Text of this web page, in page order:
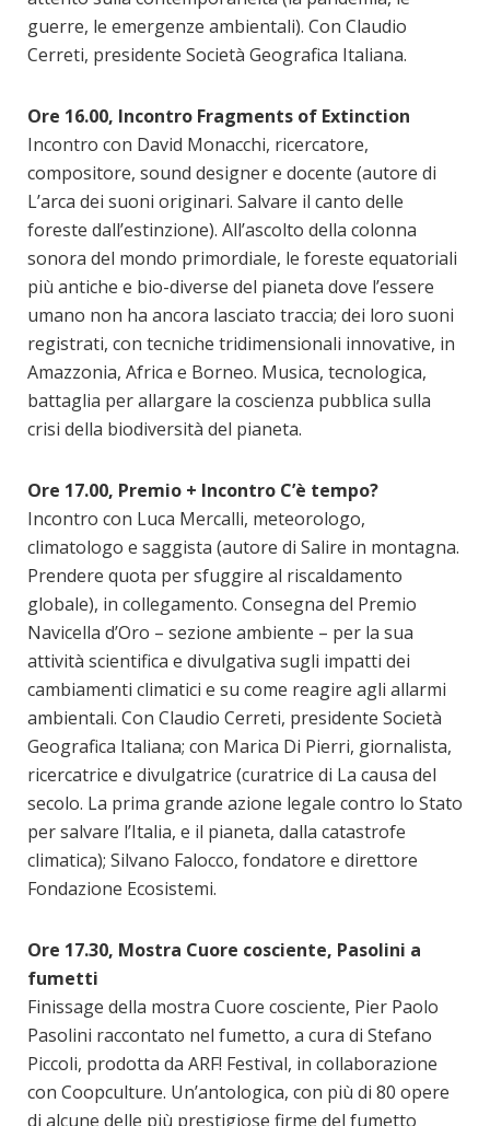
guerre, le emergenze ambientali). Con Claudio
Cerreti, presidente Società Geografica Italiana.
Ore 16.00, Incontro Fragments of Extinction
Incontro con David Monacchi, ricercatore,
compositore, sound designer e docente (autore di
L’arca dei suoni originari. Salvare il canto delle
foreste dall’estinzione). All’ascolto della colonna
sonora del mondo primordiale, le foreste equatoriali
più antiche e bio-diverse del pianeta dove l’essere
umano non ha ancora lasciato traccia; dei loro suoni
registrati, con tecniche tridimensionali innovative, in
Amazzonia, Africa e Borneo. Musica, tecnologica,
battaglia per allargare la coscienza pubblica sulla
crisi della biodiversità del pianeta.
Ore 17.00, Premio + Incontro C’è tempo?
Incontro con Luca Mercalli, meteorologo,
climatologo e saggista (autore di Salire in montagna.
Prendere quota per sfuggire al riscaldamento
globale), in collegamento. Consegna del Premio
Navicella d’Oro – sezione ambiente – per la sua
attività scientifica e divulgativa sugli impatti dei
cambiamenti climatici e su come reagire agli allarmi
ambientali. Con Claudio Cerreti, presidente Società
Geografica Italiana; con Marica Di Pierri, giornalista,
ricercatrice e divulgatrice (curatrice di La causa del
secolo. La prima grande azione legale contro lo Stato
per salvare l’Italia, e il pianeta, dalla catastrofe
climatica); Silvano Falocco, fondatore e direttore
Fondazione Ecosistemi.
Ore 17.30, Mostra Cuore cosciente, Pasolini a
fumetti
Finissage della mostra Cuore cosciente, Pier Paolo
Pasolini raccontato nel fumetto, a cura di Stefano
Piccoli, prodotta da ARF! Festival, in collaborazione
con Coopculture. Un’antologica, con più di 80 opere
di alcune delle più prestigiose firme del fumetto